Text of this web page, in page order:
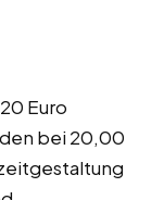
Euro
bei 20,00